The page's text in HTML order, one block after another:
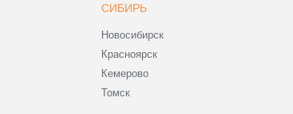
СИБИРЬ
Новосибирск
Красноярск
Кемерово
Томск